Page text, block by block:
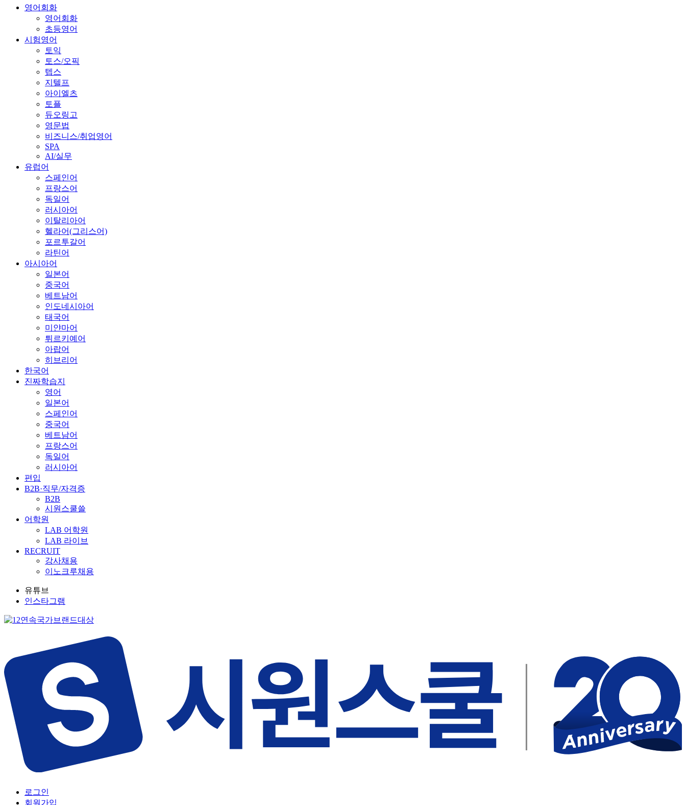
영어회화
영어회화
초등영어
시험영어
토익
토스/오픽
텝스
지텔프
아이엘츠
토플
듀오링고
영문법
비즈니스/취업영어
SPA
AI/실무
유럽어
스페인어
프랑스어
독일어
러시아어
이탈리아어
헬라어(그리스어)
포르투갈어
라틴어
아시아어
일본어
중국어
베트남어
인도네시아어
태국어
미얀마어
튀르키예어
아랍어
히브리어
한국어
진짜학습지
영어
일본어
스페인어
중국어
베트남어
프랑스어
독일어
러시아어
편입
B2B·직무/자격증
B2B
시원스쿨쓸
어학원
LAB 어학원
LAB 라이브
RECRUIT
강사채용
이노크루채용
유튜브
인스타그램
로그인
회원가입